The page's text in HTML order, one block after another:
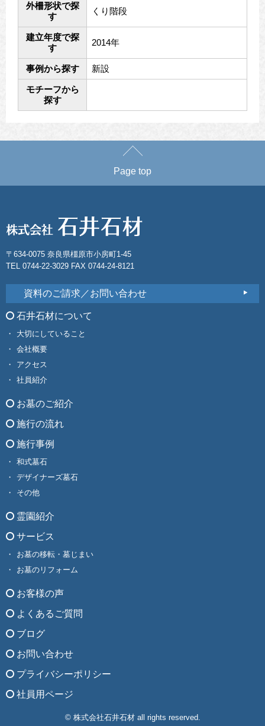
外柵形状で探
す
くり階段
建立年度で探
す
2014年
事例から探す 新設
モチーフから
探す
Page top
〒634-0075 奈良県橿原市小房町1-45
TEL 0744-22-3029 FAX 0744-24-8121
資料のご請求／お問い合わせ
石井石材について
大切にしていること
会社概要
アクセス
社員紹介
お墓のご紹介
施行の流れ
施行事例
和式墓石
デザイナーズ墓石
その他
霊園紹介
サービス
お墓の移転・墓じまい
お墓のリフォーム
お客様の声
よくあるご質問
ブログ
お問い合わせ
プライバシーポリシー
社員用ページ
© 株式会社石井石材 all rights reserved.